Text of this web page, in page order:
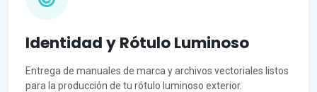
Identidad y Rótulo Luminoso
Entrega de manuales de marca y archivos vectoriales listos
para la producción de tu rótulo luminoso exterior.